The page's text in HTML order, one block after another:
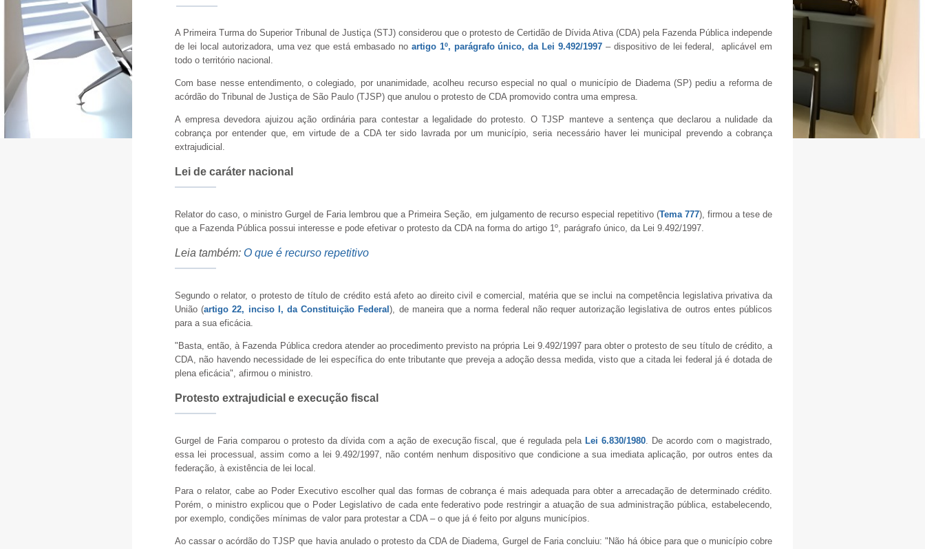
A Primeira Turma do Superior Tribunal de Justiça (STJ) considerou que o protesto de Certidão de Dívida Ativa (CDA) pela Fazenda Pública independe
de lei local autorizadora, uma vez que está embasado no artigo 1º, parágrafo único, da Lei 9.492/1997 – dispositivo de lei federal, aplicável em
todo o território nacional.
Com base nesse entendimento, o colegiado, por unanimidade, acolheu recurso especial no qual o município de Diadema (SP) pediu a reforma de
acórdão do Tribunal de Justiça de São Paulo (TJSP) que anulou o protesto de CDA promovido contra uma empresa.
A empresa devedora ajuizou ação ordinária para contestar a legalidade do protesto. O TJSP manteve a sentença que declarou a nulidade da
cobrança por entender que, em virtude de a CDA ter sido lavrada por um município, seria necessário haver lei municipal prevendo a cobrança
extrajudicial.
Lei de caráter nacional
Relator do caso, o ministro Gurgel de Faria lembrou que a Primeira Seção, em julgamento de recurso especial repetitivo (Tema 777), firmou a tese de
que a Fazenda Pública possui interesse e pode efetivar o protesto da CDA na forma do artigo 1º, parágrafo único, da Lei 9.492/1997.
Leia também: O que é recurso repetitivo
Segundo o relator, o protesto de título de crédito está afeto ao direito civil e comercial, matéria que se inclui na competência legislativa privativa da
União (artigo 22, inciso I, da Constituição Federal), de maneira que a norma federal não requer autorização legislativa de outros entes públicos
para a sua eficácia.
"Basta, então, à Fazenda Pública credora atender ao procedimento previsto na própria Lei 9.492/1997 para obter o protesto de seu título de crédito, a
CDA, não havendo necessidade de lei específica do ente tributante que preveja a adoção dessa medida, visto que a citada lei federal já é dotada de
plena eficácia", afirmou o ministro.
Protesto extrajudicial e execução fiscal
Gurgel de Faria comparou o protesto da dívida com a ação de execução fiscal, que é regulada pela Lei 6.830/1980. De acordo com o magistrado,
essa lei processual, assim como a lei 9.492/1997, não contém nenhum dispositivo que condicione a sua imediata aplicação, por outros entes da
federação, à existência de lei local.
Para o relator, cabe ao Poder Executivo escolher qual das formas de cobrança é mais adequada para obter a arrecadação de determinado crédito.
Porém, o ministro explicou que o Poder Legislativo de cada ente federativo pode restringir a atuação de sua administração pública, estabelecendo,
por exemplo, condições mínimas de valor para protestar a CDA – o que já é feito por alguns municípios.
Ao cassar o acórdão do TJSP que havia anulado o protesto da CDA de Diadema, Gurgel de Faria concluiu: "Não há óbice para que o município cobre